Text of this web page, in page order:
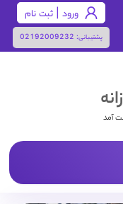
پشتیبانی: 02192009232
ورود | ثبت نام